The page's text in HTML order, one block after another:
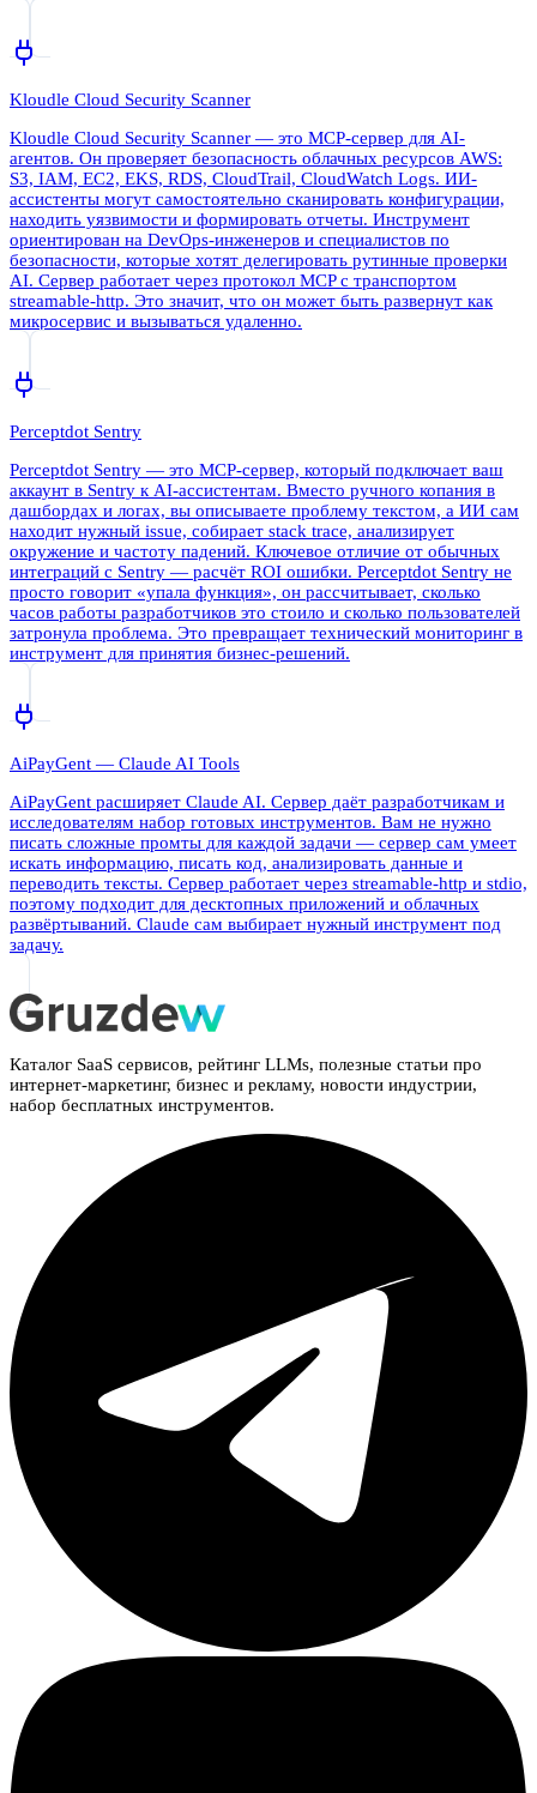
Kloudle Cloud Security Scanner
Kloudle Cloud Security Scanner — это MCP-сервер для AI-
агентов. Он проверяет безопасность облачных ресурсов AWS:
S3, IAM, EC2, EKS, RDS, CloudTrail, CloudWatch Logs. ИИ-
ассистенты могут самостоятельно сканировать конфигурации,
находить уязвимости и формировать отчеты. Инструмент
ориентирован на DevOps-инженеров и специалистов по
безопасности, которые хотят делегировать рутинные проверки
AI. Сервер работает через протокол MCP с транспортом
streamable-http. Это значит, что он может быть развернут как
микросервис и вызываться удаленно.
Perceptdot Sentry
Perceptdot Sentry — это MCP-сервер, который подключает ваш
аккаунт в Sentry к AI-ассистентам. Вместо ручного копания в
дашбордах и логах, вы описываете проблему текстом, а ИИ сам
находит нужный issue, собирает stack trace, анализирует
окружение и частоту падений. Ключевое отличие от обычных
интеграций с Sentry — расчёт ROI ошибки. Perceptdot Sentry не
просто говорит «упала функция», он рассчитывает, сколько
часов работы разработчиков это стоило и сколько пользователей
затронула проблема. Это превращает технический мониторинг в
инструмент для принятия бизнес-решений.
AiPayGent — Claude AI Tools
AiPayGent расширяет Claude AI. Сервер даёт разработчикам и
исследователям набор готовых инструментов. Вам не нужно
писать сложные промты для каждой задачи — сервер сам умеет
искать информацию, писать код, анализировать данные и
переводить тексты. Сервер работает через streamable-http и stdio,
поэтому подходит для десктопных приложений и облачных
развёртываний. Claude сам выбирает нужный инструмент под
задачу.
Каталог SaaS сервисов, рейтинг LLMs, полезные статьи про
интернет-маркетинг, бизнес и рекламу, новости индустрии,
набор бесплатных инструментов.